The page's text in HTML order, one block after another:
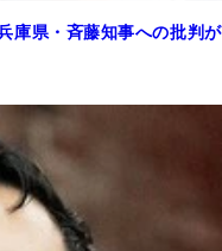
庫県・斉藤知事への批判が